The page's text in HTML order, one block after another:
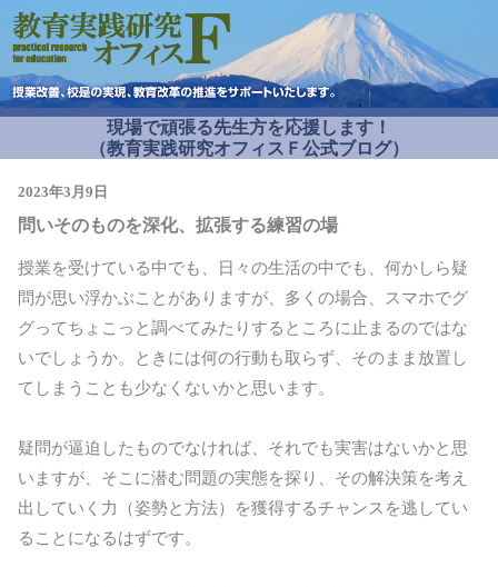
現場で頑張る先生方を応援します！
（教育実践研究オフィスＦ公式ブログ）
2023年3月9日
問いそのものを深化、拡張する練習の場
授業を受けている中でも、日々の生活の中でも、何かしら疑
問が思い浮かぶことがありますが、多くの場合、スマホでグ
グってちょこっと調べてみたりするところに止まるのではな
いでしょうか。ときには何の行動も取らず、そのまま放置し
てしまうことも少なくないかと思います。
疑問が逼迫したものでなければ、それでも実害はないかと思
いますが、そこに潜む問題の実態を探り、その解決策を考え
出していく力（姿勢と方法）を獲得するチャンスを逃してい
ることになるはずです。